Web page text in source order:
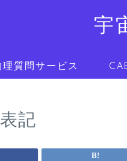
宇
理質問サービス
記